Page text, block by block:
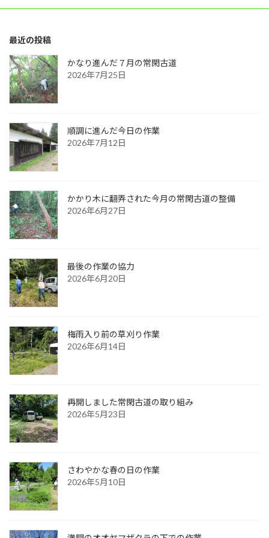
最近の投稿
かなり進んだ７月の常閑古道
2026年7月25日
順調に進んだ今日の作業
2026年7月12日
かかり木に翻弄された今月の常閑古道の整備
2026年6月27日
最後の作業の協力
2026年6月20日
梅雨入り前の草刈り作業
2026年6月14日
再開しました常閑古道の取り組み
2026年5月23日
さわやかな春の日の作業
2026年5月10日